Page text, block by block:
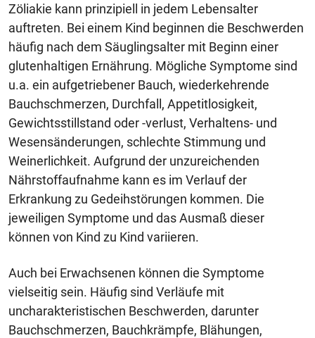
Zöliakie kann prinzipiell in jedem Lebensalter
auftreten. Bei einem Kind beginnen die Beschwerden
häufig nach dem Säuglingsalter mit Beginn einer
glutenhaltigen Ernährung. Mögliche Symptome sind
u.a. ein aufgetriebener Bauch, wiederkehrende
Bauchschmerzen, Durchfall, Appetitlosigkeit,
Gewichtsstillstand oder -verlust, Verhaltens- und
Wesensänderungen, schlechte Stimmung und
Weinerlichkeit. Aufgrund der unzureichenden
Nährstoffaufnahme kann es im Verlauf der
Erkrankung zu Gedeihstörungen kommen. Die
jeweiligen Symptome und das Ausmaß dieser
können von Kind zu Kind variieren.
Auch bei Erwachsenen können die Symptome
vielseitig sein. Häufig sind Verläufe mit
uncharakteristischen Beschwerden, darunter
Bauchschmerzen, Bauchkrämpfe, Blähungen,